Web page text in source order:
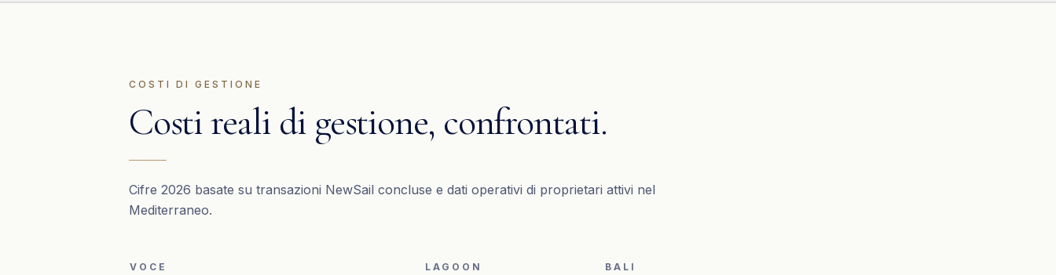
COSTI DI GESTIONE
Costi reali di gestione, confrontati.
Cifre 2026 basate su transazioni NewSail concluse e dati operativi di proprietari attivi nel
Mediterraneo.
VOCE LAGOON BALI